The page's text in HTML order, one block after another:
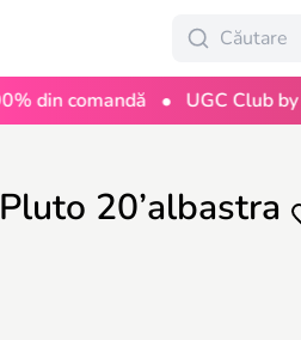
• UGC Club by
20’albastra